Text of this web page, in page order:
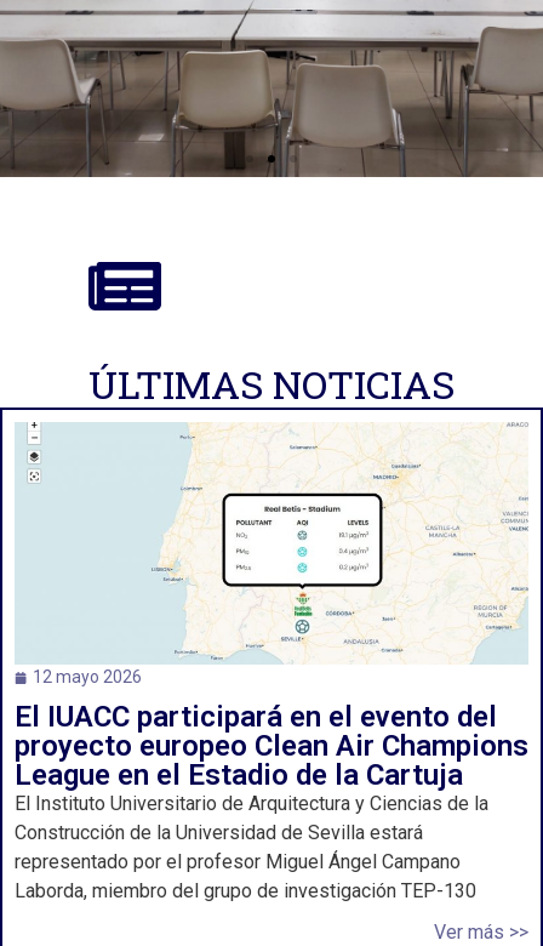
ÚLTIMAS NOTICIAS
12 mayo 2026
El IUACC participará en el evento del
proyecto europeo Clean Air Champions
League en el Estadio de la Cartuja
El Instituto Universitario de Arquitectura y Ciencias de la
Construcción de la Universidad de Sevilla estará
representado por el profesor Miguel Ángel Campano
Laborda, miembro del grupo de investigación TEP-130
Ver más >>